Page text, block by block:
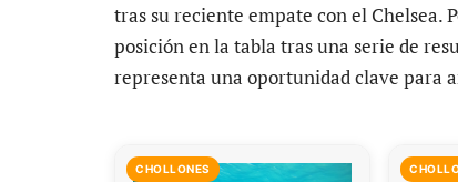
tras su reciente empate con el Chelsea.
posición en la tabla tras una serie de
representa una oportunidad clave para
CHOLLONES